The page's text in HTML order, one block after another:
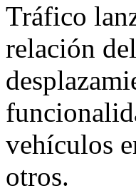
Tráfico
relación
vehículos
otros.